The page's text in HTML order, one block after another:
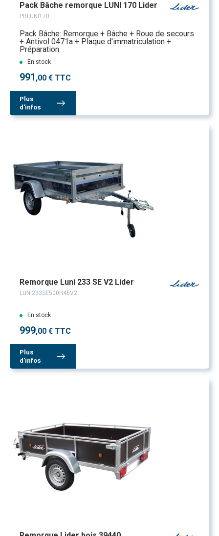
Pack Bâche remorque LUNI 170 Lider
PBLUNI170
Pack Bâche: Remorque + Bâche + Roue de secours
+ Antivol 0471a + Plaque d'immatriculation +
Préparation
En stock
991 ,00 € TTC
Plus
d'infos
Remorque Luni 233 SE V2 Lider
LUNI233SE500H46V2
En stock
999,00 € TTC
Plus
d'infos